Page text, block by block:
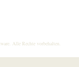
. Alle Rechte vorbehalten.